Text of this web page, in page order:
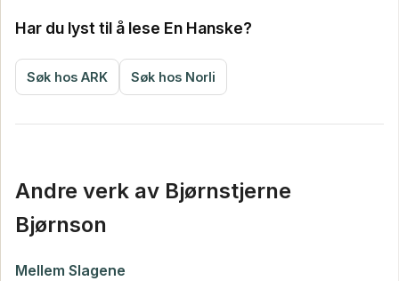
Har du lyst til å lese En Hanske?
Søk hos ARK Søk hos Norli
Andre verk av Bjørnstjerne
Bjørnson
Mellem Slagene